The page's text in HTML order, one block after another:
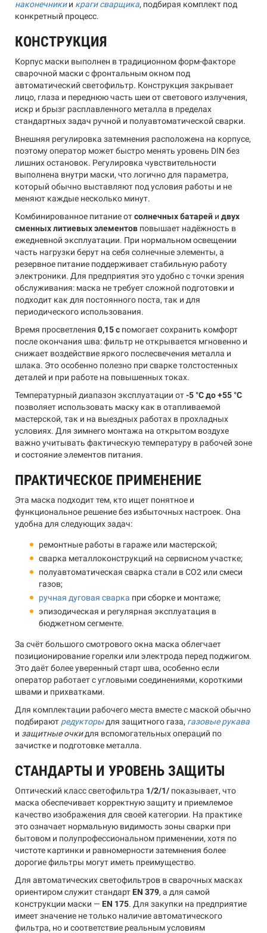
наконечникии краги сварщика, подбирая комплект под
конкретный процесс.
КОНСТРУКЦИЯ
Корпус маски выполнен в традиционном форм-факторе
сварочной маски с фронтальным окном под
автоматический светофильтр. Конструкция закрывает
лицо, глаза и переднюю часть шеи от светового излучения,
искр и брызг расплавленного металла в пределах
стандартных задач ручной и полуавтоматической сварки.
Внешняя регулировка затемнения расположена на корпусе,
поэтому оператор может быстро менять уровень DIN без
лишних остановок. Регулировка чувствительности
выполнена внутри маски, что логично для параметра,
который обычно выставляют под условия работы и не
меняют каждые несколько минут.
Комбинированное питание отсолнечных батарей и двух
сменных литиевых элементов повышает надёжность в
ежедневной эксплуатации. При нормальном освещении
часть нагрузки берут на себя солнечные элементы, а
резервное питание поддерживает стабильную работу
электроники. Для предприятия это удобно с точки зрения
обслуживания: маска не требует сложной подготовки и
подходит как для постоянного поста, так и для
периодического использования.
Время просветления 0,15 с помогает сохранить комфорт
после окончания шва: фильтр не открывается мгновенно и
снижает воздействие яркого послесвечения металла и
шлака. Это особенно полезно при сварке толстостенных
деталей и при работе на повышенных токах.
Температурный диапазон эксплуатации от-5 °C до +55 °C
позволяет использовать маску как в отапливаемой
мастерской, так и на выездных работах в прохладных
условиях. Для зимнего монтажа на открытом воздухе
важно учитывать фактическую температуру в рабочей зоне
и состояние элементов питания.
ПРАКТИЧЕСКОЕ ПРИМЕНЕНИЕ
Эта маска подходит тем, кто ищет понятное и
функциональное решение без избыточных настроек. Она
удобна для следующих задач:
ремонтные работы в гараже или мастерской;
сварка металлоконструкций на сервисном участке;
полуавтоматическая сварка стали в CO2 или смеси
газов;
ручная дуговая сварка при сборке и монтаже;
эпизодическая и регулярная эксплуатация в
бюджетном сегменте.
За счёт большого смотрового окна маска облегчает
позиционирование горелки или электрода перед поджигом.
Это даёт более уверенный старт шва, особенно если
оператор работает с угловыми соединениями, короткими
швами и прихватками.
Для комплектации рабочего места вместе с маской обычно
подбирают редукторыдля защитного газа, газовые рукава
и защитные очкидля вспомогательных операций по
зачистке и подготовке металла.
СТАНДАРТЫ И УРОВЕНЬ ЗАЩИТЫ
Оптический класс светофильтра 1/2/1/ показывает, что
маска обеспечивает корректную защиту и приемлемое
качество изображения для своей категории. На практике
это означает нормальную видимость зоны сварки при
бытовом и полупрофессиональном применении, хотя по
чистоте картинки и равномерности затемнения более
дорогие фильтры могут иметь преимущество.
Для автоматических светофильтров в сварочных масках
ориентиром служит стандарт EN 379, а для самой
конструкции маски — EN 175. Для закупки на предприятие
имеет значение не только наличие автоматического
фильтра, но и соответствие реальным условиям